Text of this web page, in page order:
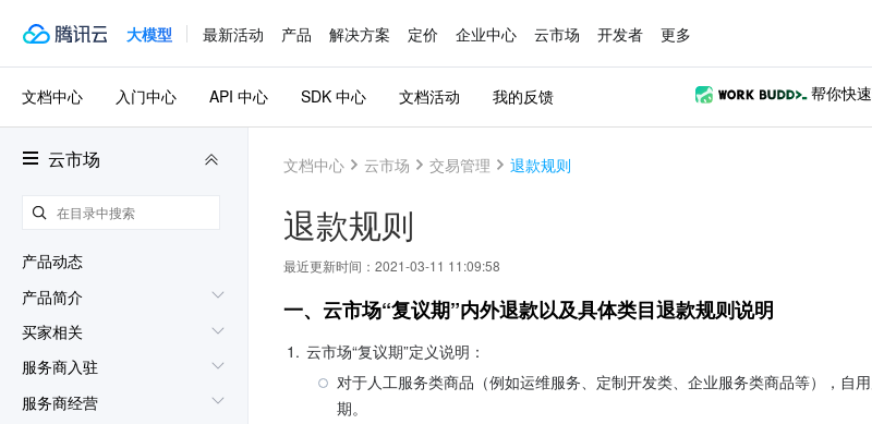
大模型 最新活动 产品 解决方案 定价 企业中心 云市场 开发者 更多
云市场
产品动态
产品简介
买家相关
服务商入驻
服务商经营
文档中心 入门中心 API 中心 SDK 中心 文档活动 我的反馈 帮你快
文档中心 云市场 交易管理 退款规则
退款规则
最近更新时间： 2021-03-11 11:09:58
一、云市场“复议期”内外退款以及具体类目退款规则说明
1. 云市场“复议期”定义说明：
对于人工服务类商品（例如运维服务、定制开发类、企业服务类商品等），自
期。